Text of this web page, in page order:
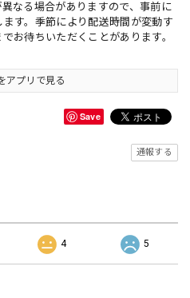
なる場合がありますので、事前に
す。季節により配送時間が変動す
お待ちいただくことがあります。
アプリで見る
Save
通報する
4 5